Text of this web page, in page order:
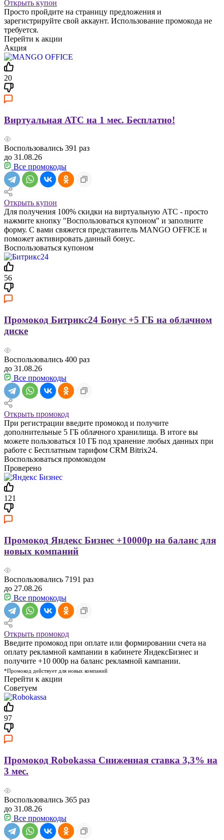
Открыть купон
Просто пройдите на страницу предложения и
зарегистрируйте свой аккаунт. Использование промокода не
требуется.
Перейти к акции
Акция
20
Виртуальная АТС на 1 мес. Бесплатно!
Воспользовались 391 раз
до 31.08.26
Все промокоды
Открыть купон
Для получения 100% скидки на виртуальную АТС - просто
нажмите кнопку "Воспользоваться купоном" и заполните
форму. С вами свяжется представитель MANGO OFFICE и
поможет активировать данный бонус.
Воспользоваться купоном
56
Промокод Битрикс24 Бонус +5 ГБ на облачном
диске
Воспользовались 400 раз
до 31.08.26
Все промокоды
Открыть промокод
При регистрации введите промокод и получите
дополнительные 5 ГБ облачного хранилища. В итоге вы
можете пользоваться 10 ГБ под хранение любых данных при
работе с Бесплатным тарифом CRM Bitrix24.
Воспользоваться промокодом
Проверено
121
Промокод Яндекс Бизнес +10000р на баланс для
новых компаний
Воспользовались 7191 раз
до 27.08.26
Все промокоды
Открыть промокод
Введите промокод при оплате или формировании счета на
оплату рекламной кампании в кабинете ЯндексБизнес и
получите +10 000р на баланс рекламной кампании.
*Промокод действует для новых компаний
Перейти к акции
Советуем
97
Промокод Robokassa Сниженная ставка 3,3% на
3 мес.
Воспользовались 365 раз
до 31.08.26
Все промокоды